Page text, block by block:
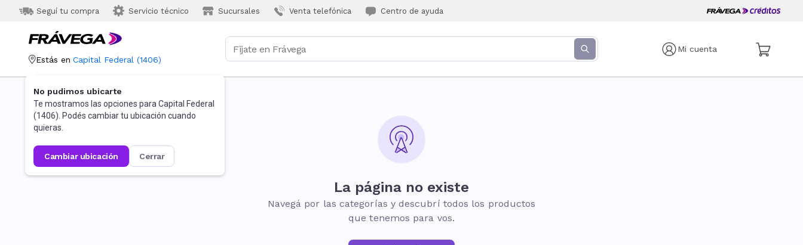
Seguí tu compra Servicio técnico Sucursales Venta telefónica Centro de ayuda
Mi cuenta
Estás en Capital Federal (1406)
No pudimos ubicarte
Te mostramos las opciones para Capital Federal
(1406). Podés cambiar tu ubicación cuando
quieras.
cambiar ubicación cerrar
La página no existe
Navegá por las categorías y descubrí todos los productos
que tenemos para vos.